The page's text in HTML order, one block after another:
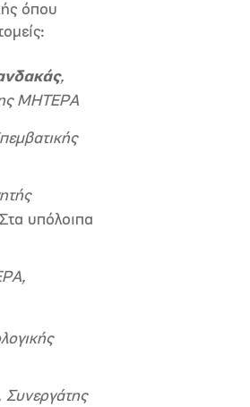
όπου
,
ΜΗΤΕΡΑ
Στα υπόλοιπα
Συνεργάτης